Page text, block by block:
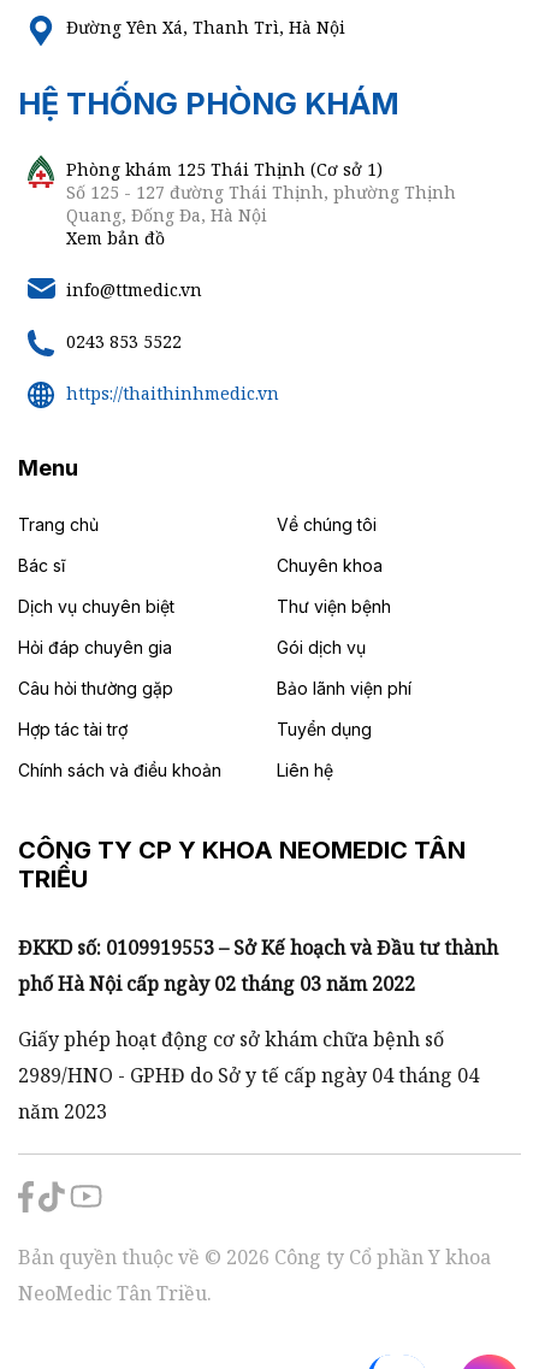
Đường Yên Xá, Thanh Trì, Hà Nội
HỆ THỐNG PHÒNG KHÁM
Phòng khám 125 Thái Thịnh (Cơ sở 1)
Số 125 - 127 đường Thái Thịnh, phường Thịnh
Quang, Đống Đa, Hà Nội
Xem bản đồ
info@ttmedic.vn
0243 853 5522
https://thaithinhmedic.vn
Menu
Trang chủ
Về chúng tôi
Bác sĩ
Chuyên khoa
Dịch vụ chuyên biệt
Thư viện bệnh
Hỏi đáp chuyên gia
Gói dịch vụ
Câu hỏi thường gặp
Bảo lãnh viện phí
Hợp tác tài trợ
Tuyển dụng
Chính sách và điều khoản
Liên hệ
CÔNG TY CP Y KHOA NEOMEDIC TÂN
TRIỀU
ĐKKD số: 0109919553 – Sở Kế hoạch và Đầu tư thành
phố Hà Nội cấp ngày 02 tháng 03 năm 2022
Giấy phép hoạt động cơ sở khám chữa bệnh số
2989/HNO - GPHĐ do Sở y tế cấp ngày 04 tháng 04
năm 2023
Bản quyền thuộc về © 2026 Công ty Cổ phần Y khoa
NeoMedic Tân Triều.